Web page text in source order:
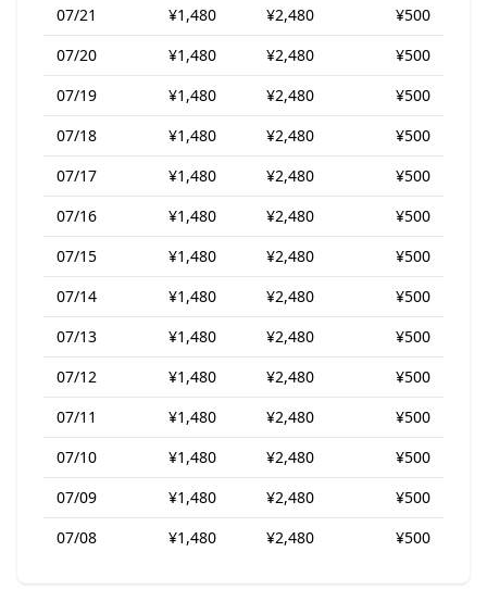
07/21
¥1,480 ¥2,480
¥500
07/20
¥1,480 ¥2,480
¥500
07/19
¥1,480 ¥2,480
¥500
07/18
¥1,480 ¥2,480
¥500
07/17
¥1,480 ¥2,480
¥500
07/16
¥1,480 ¥2,480
¥500
07/15
¥1,480 ¥2,480
¥500
07/14
¥1,480 ¥2,480
¥500
07/13
¥1,480 ¥2,480
¥500
07/12
¥1,480 ¥2,480
¥500
07/11
¥1,480 ¥2,480
¥500
07/10
¥1,480 ¥2,480
¥500
07/09
¥1,480 ¥2,480
¥500
07/08
¥1,480 ¥2,480 ¥500